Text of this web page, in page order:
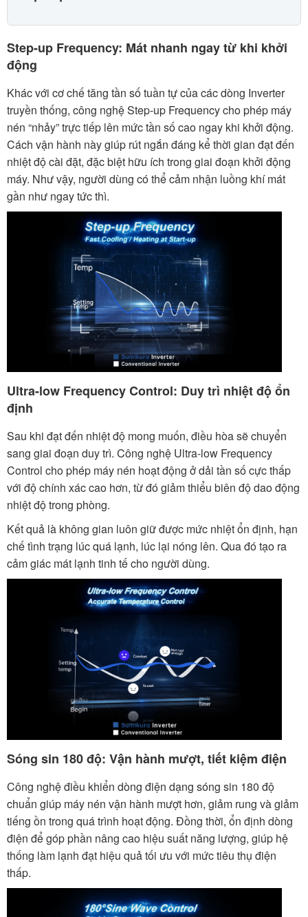
Step-up Frequency: Mát nhanh ngay từ khi khởi
động
Khác với cơ chế tăng tần số tuần tự của các dòng Inverter
truyền thống, công nghệ Step-up Frequency cho phép máy
nén “nhảy” trực tiếp lên mức tần số cao ngay khi khởi động.
Cách vận hành này giúp rút ngắn đáng kể thời gian đạt đến
nhiệt độ cài đặt, đặc biệt hữu ích trong giai đoạn khởi động
máy. Như vậy, người dùng có thể cảm nhận luồng khí mát
gần như ngay tức thì.
Ultra-low Frequency Control: Duy trì nhiệt độ ổn
định
Sau khi đạt đến nhiệt độ mong muốn, điều hòa sẽ chuyển
sang giai đoạn duy trì. Công nghệ Ultra-low Frequency
Control cho phép máy nén hoạt động ở dải tần số cực thấp
với độ chính xác cao hơn, từ đó giảm thiểu biên độ dao động
nhiệt độ trong phòng.
Kết quả là không gian luôn giữ được mức nhiệt ổn định, hạn
chế tình trạng lúc quá lạnh, lúc lại nóng lên. Qua đó tạo ra
cảm giác mát lạnh tinh tế cho người dùng.
Sóng sin 180 độ: Vận hành mượt, tiết kiệm điện
Công nghệ điều khiển dòng điện dạng sóng sin 180 độ
chuẩn giúp máy nén vận hành mượt hơn, giảm rung và giảm
tiếng ồn trong quá trình hoạt động. Đồng thời, ổn định dòng
điện để góp phần nâng cao hiệu suất năng lượng, giúp hệ
thống làm lạnh đạt hiệu quả tối ưu với mức tiêu thụ điện
thấp.